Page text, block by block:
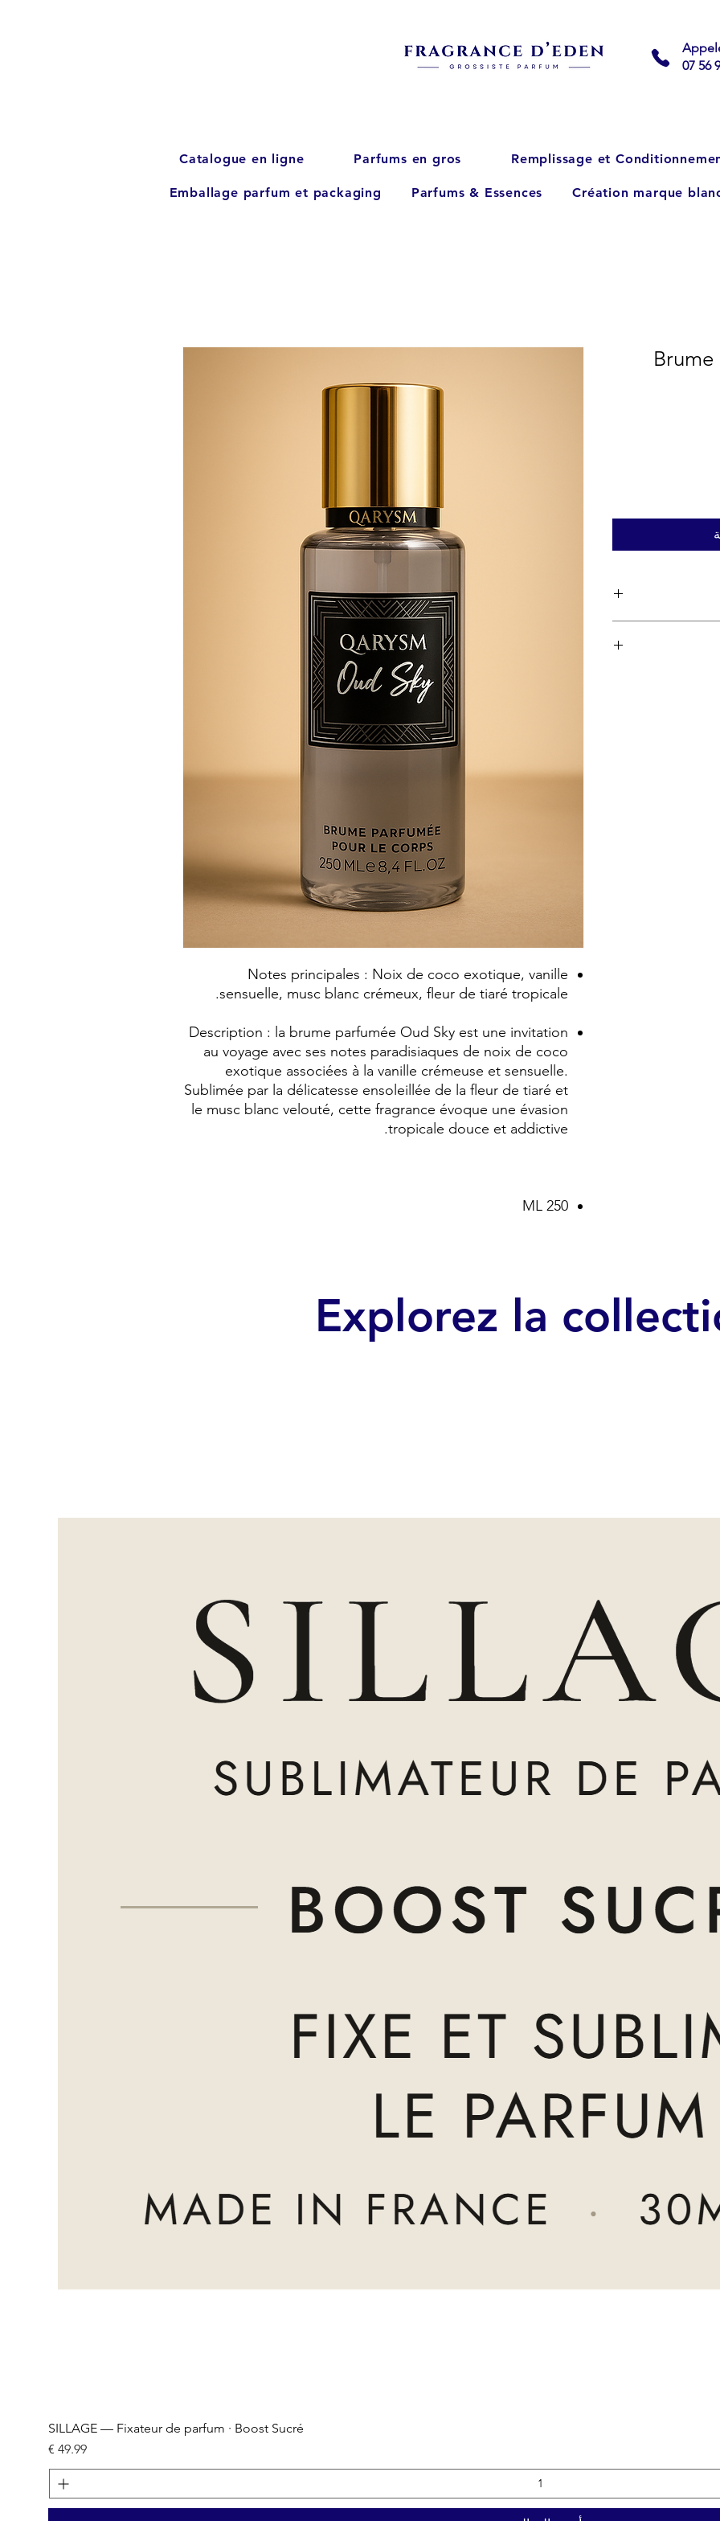
07 56
Catalogue en ligne Parfums en gros Remplissage et
Emballage parfum et packaging Parfums & Essences Création marque
Notes principales : Noix de coco exotique, vanille
sensuelle, musc blanc crémeux, fleur de tiaré tropicale.
Description : la brume parfumée Oud Sky est une invitation
au voyage avec ses notes paradisiaques de noix de coco
exotique associées à la vanille crémeuse et sensuelle.
Sublimée par la délicatesse ensoleillée de la fleur de tiaré et
le musc blanc velouté, cette fragrance évoque une évasion
tropicale douce et addictive.
250 ML
Explorez la
SILLAGE — Fixateur de parfum · Boost Sucré
السعر